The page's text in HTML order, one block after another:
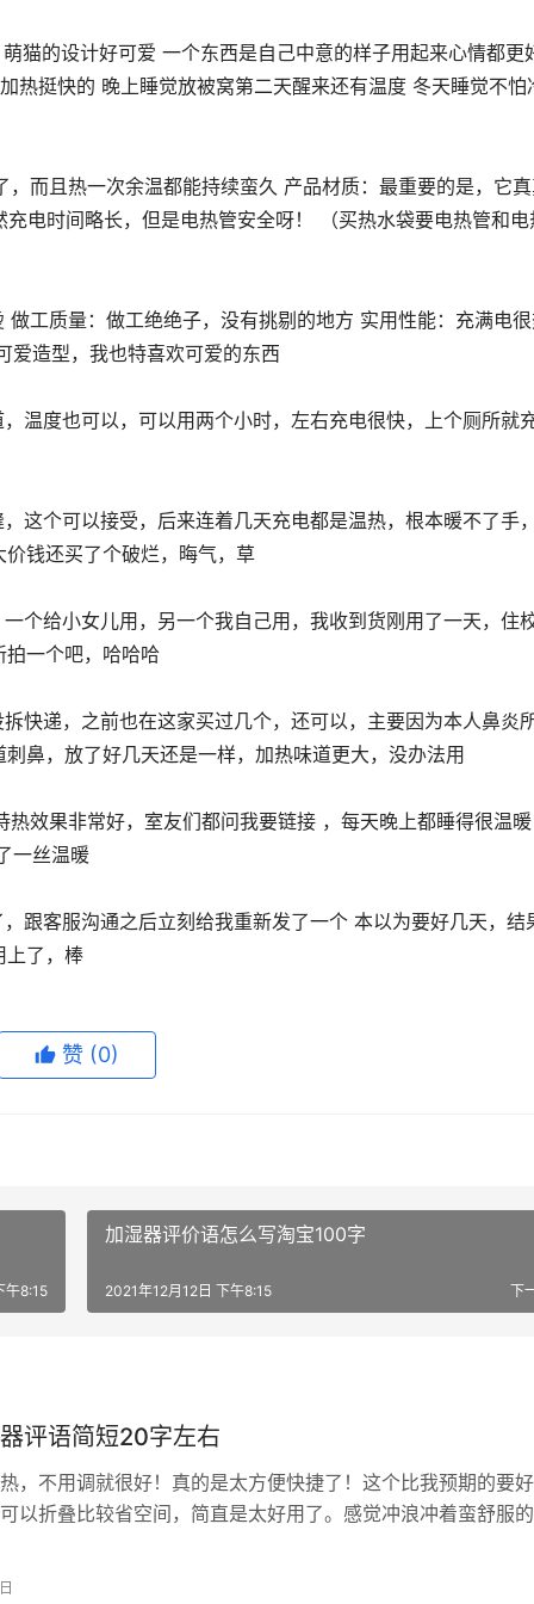
热挺快的 晚上睡觉放被窝第二天醒来还有温度 冬天睡觉不怕
电时间略长，但是电热管安全呀！ （买热水袋要电热管和电
爱造型，我也特喜欢可爱的东西
钱还买了个破烂，晦气，草
一个吧，哈哈哈
鼻，放了好几天还是一样，加热味道更大，没办法用
一丝温暖
上了，棒
赞 (0)
午8:15
加湿器评价语怎么写淘宝100字
下
2021年12月12日 下午8:15
评语简短20字左右
，不用调就很好！真的是太方便快捷了！这个比我预期的要
以折叠比较省空间，简直是太好用了。感觉冲浪冲着蛮舒服
盆价格特别实惠的呢超爱送人也很有面子，可以保持恒温，